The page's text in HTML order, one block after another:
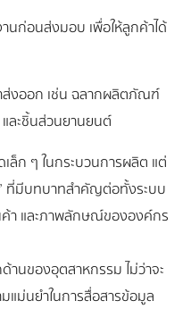
นก่อนส่งมอบ เพื่อให้ลูกค้าได้
งออก เช่น ฉลากผลิตภัณฑ์
และชิ้นส่วนยานยนต์
เล็ก ๆ ในกระบวนการผลิต แต่
ที่มีบทบาทสำคัญต่อทั้งระบบ
า และภาพลักษณ์ขององค์กร
นของอุตสาหกรรม ไม่ว่าจะ
ม่นยำในการสื่อสารข้อมูล